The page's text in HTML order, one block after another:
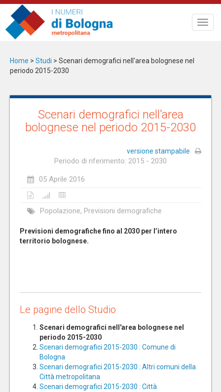
Salta
contenuto
principale
Home > Studi > Scenari demografici nell'area bolognese nel
periodo 2015-2030
Scenari demografici nell'area
bolognese nel periodo 2015-2030
versione stampabile
Periodo di riferimento: 2015 - 2030
05 Aprile 2016
Popolazione, Previsioni demografiche
Previsioni demografiche fino al 2030 per l’intero
territorio bolognese.
Le pagine dello Studio
Scenari demografici nell'area bolognese nel
periodo 2015-2030
Scenari demografici 2015-2030 : Comune di
Bologna
Scenari demografici 2015-2030 : Altri comuni della
Città metropolitana
Scenari demografici 2015-2030 : Città